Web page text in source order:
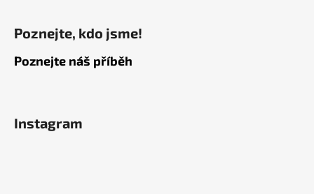
Poznejte, kdo jsme!
Poznejte náš příběh
Instagram